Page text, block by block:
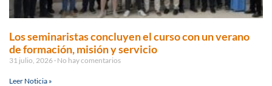
Los seminaristas concluyen el curso con un verano
de formación, misión y servicio
31 julio, 2026 No hay comentarios
Leer Noticia »